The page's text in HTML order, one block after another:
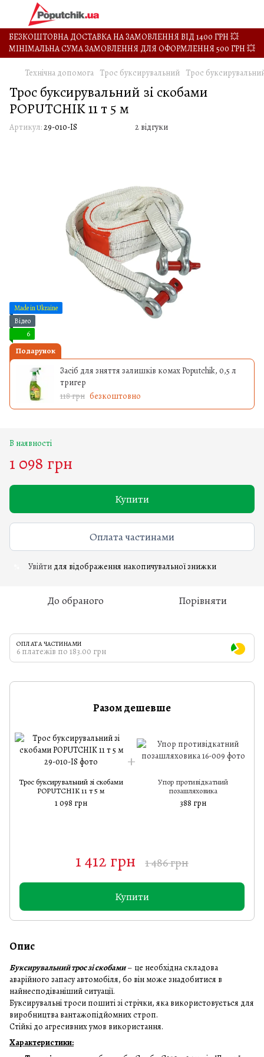
БЕЗКОШТОВНА ДОСТАВКА НА ЗАМОВЛЕННЯ ВІД 1400 ГРН 💥
МІНІМАЛЬНА СУМА ЗАМОВЛЕННЯ ДЛЯ ОФОРМЛЕННЯ 500 ГРН 💥
Технічна допомога Трос буксирувальний Трос
Трос буксирувальний зі скобами
POPUTCHIK 11 т 5 м
Артикул:29-010-IS 2 відгуки
Made in Ukraine
Відео
6
Подарунок
Засіб для зняття залишків комах Poputchik, 0,5 л
тригер
118 грн безкоштовно
В наявності
1 098 грн
Купити
Оплата частинами
Увійти для відображення накопичувальної знижки
До обраного Порівняти
ОПЛАТА ЧАСТИНАМИ
6 платежів по 183.00 грн
Разом дешевше
Трос буксирувальний зі скобами
POPUTCHIK 11 т 5 м
1 098 грн
Упор противідкатний
позашляховика
388 грн
1 412 грн 1 486 грн
Купити
Опис
Буксирувальний трос зі скобами– це необхідна складова
аварійного запасу автомобіля, бо він може знадобитися в
найнесподіваніший ситуації.
Буксирувальні троси пошиті зі стрічки, яка використовується для
виробництва вантажопідйомних строп.
Стійкі до агресивних умов використання.
Характеристики: